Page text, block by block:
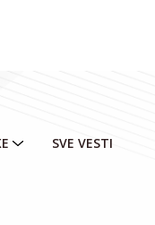
SVE VESTI